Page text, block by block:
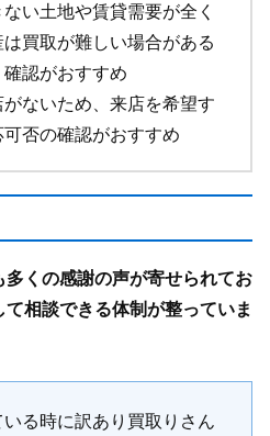
い土地や賃貸需要が全く
買取が難しい場合がある
認がおすすめ
ないため、来店を希望す
否の確認がおすすめ
くの感謝の声が寄せられてお
相談できる体制が整っていま
る時に訳あり買取りさん